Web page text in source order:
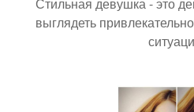
Стильная девушка - это
выглядеть